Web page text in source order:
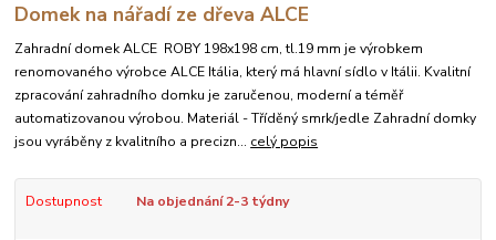
Domek na nářadí ze dřeva ALCE
Zahradní domek ALCE ROBY 198x198 cm, tl.19 mm je výrobkem
renomovaného výrobce ALCE Itália, který má hlavní sídlo v Itálii. Kvalitní
zpracování zahradního domku je zaručenou, moderní a téměř
automatizovanou výrobou. Materiál - Tříděný smrk/jedle Zahradní domky
jsou vyráběny z kvalitního a precizn... celý popis
Dostupnost Na objednání 2-3 týdny